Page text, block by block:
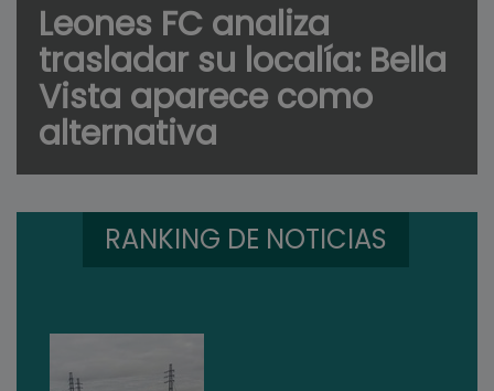
Leones FC analiza
trasladar su localía: Bella
Vista aparece como
alternativa
RANKING DE NOTICIAS